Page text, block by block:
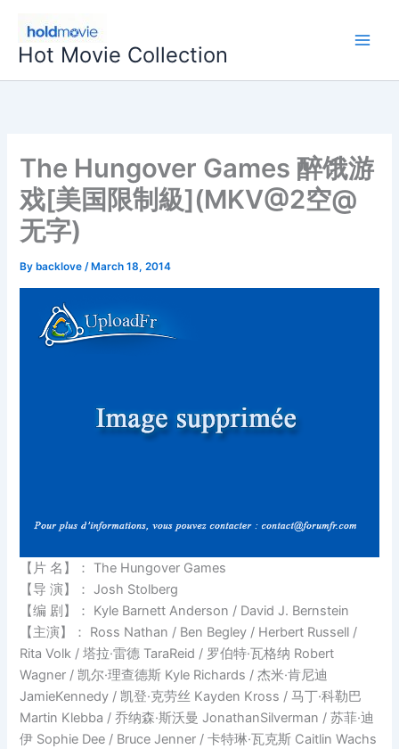
content
Hot Movie Collection
The Hungover Games 醉饿游
戏[美国限制級](MKV@2空@
无字)
By backlove/ March 18, 2014
【片 名】： The Hungover Games
【导 演】： Josh Stolberg
【编 剧】： Kyle Barnett Anderson / David J. Bernstein
【主演】： Ross Nathan / Ben Begley / Herbert Russell /
Rita Volk / 塔拉·雷德 TaraReid / 罗伯特·瓦格纳 Robert
Wagner / 凯尔·理查德斯 Kyle Richards / 杰米·肯尼迪
JamieKennedy / 凯登·克劳丝 Kayden Kross / 马丁·科勒巴
Martin Klebba / 乔纳森·斯沃曼 JonathanSilverman / 苏菲·迪
伊 Sophie Dee / Bruce Jenner / 卡特琳·瓦克斯 Caitlin Wachs